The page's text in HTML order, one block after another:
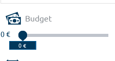
Budget
0 €